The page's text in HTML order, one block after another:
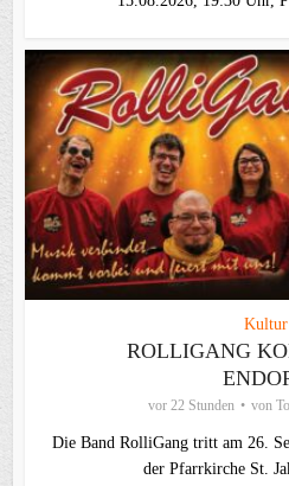
Kultur
ROLLIGANG
vor 22 Stunden von
Die Band RolliGang tritt am 26.
der Pfarrkirche St.